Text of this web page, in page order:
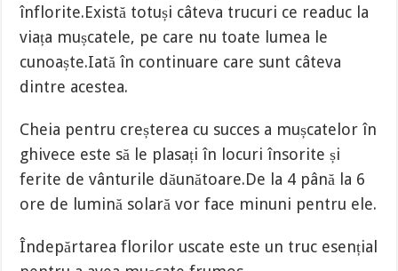
înflorite.Există totuși câteva trucuri ce readuc la
viața mușcatele, pe care nu toate lumea le
cunoaște.Iată în continuare care sunt câteva
dintre acestea.
Cheia pentru creșterea cu succes a mușcatelor în
ghivece este să le plasați în locuri însorite și
ferite de vânturile dăunătoare.De la 4 până la 6
ore de lumină solară vor face minuni pentru ele.
Îndepărtarea florilor uscate este un truc esențial